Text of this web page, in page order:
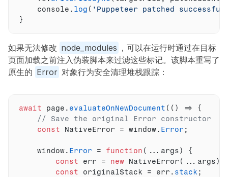
console . log ( 'Puppeteer patched
}
如果无法修改 node_modules ，可以在运行时通过在目标
页面加载之前注入伪装脚本来过滤这些标记。该脚本重写了
原生的 Error 对象行为安全清理堆栈跟踪：
await page . evaluateOnNewDocument ( ( ) =>
{
// Save the original Error constructor
const
NativeError = window. Error ;
window. Error = function ( ... args)
{
const
err = new NativeError ( ... args)
const
originalStack = err . stack ;